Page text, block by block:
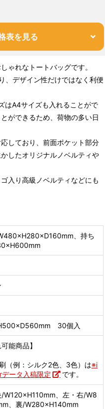
表を見る
ゃれなトートバッグです。
、デザイン性だけではなく利便
はA4サイズも入れることがで
ができるため、荷物の多い日
しており、前面ポケット部分
したオリジナルノベルティや
入り高級ノベルティなどにも
、持ち
30個入
可能商品】
（例：シルク2色、3色）は※i
ータ入稿限定
です。
/W120×H110mm、左・右/W8
、裏/W280×H140mm